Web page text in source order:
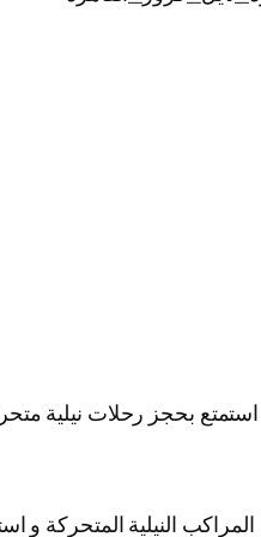
استمتع بحجز رحلات نيلية
النيلية المتحركة و